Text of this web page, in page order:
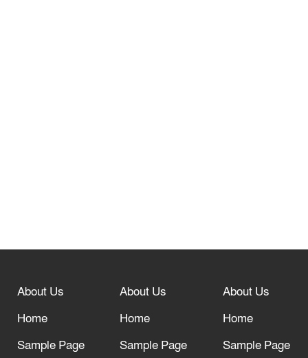
“অসহযোগ” আন্দোলনের হুমকি
দরজা খোলা রেখেছেন
About Us
Home
Sample Page
About Us
Home
Sample Page
About Us
Home
Sample Page